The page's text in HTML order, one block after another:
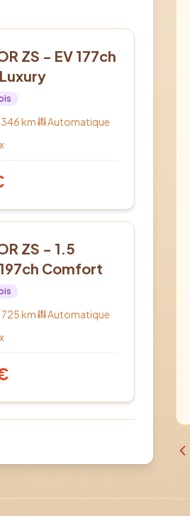
ZS - EV 177ch
km
Automatique
ZS - 1.5
Comfort
km
Automatique